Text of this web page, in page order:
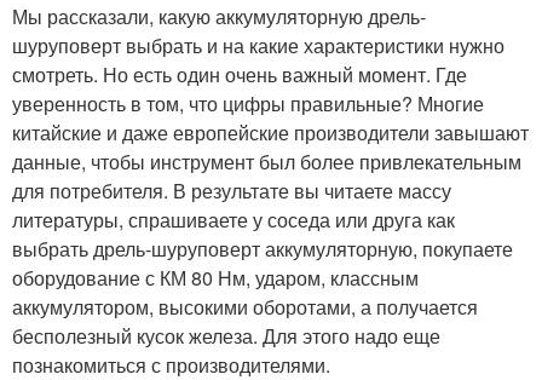
Мы рассказали, какую аккумуляторную дрель-
шуруповерт выбрать и на какие характеристики нужно
смотреть. Но есть один очень важный момент. Где
уверенность в том, что цифры правильные? Многие
китайские и даже европейские производители завышают
данные, чтобы инструмент был более привлекательным
для потребителя. В результате вы читаете массу
литературы, спрашиваете у соседа или друга как
выбрать дрель-шуруповерт аккумуляторную, покупаете
оборудование с КМ 80 Нм, ударом, классным
аккумулятором, высокими оборотами, а получается
бесполезный кусок железа. Для этого надо еще
познакомиться с производителями.